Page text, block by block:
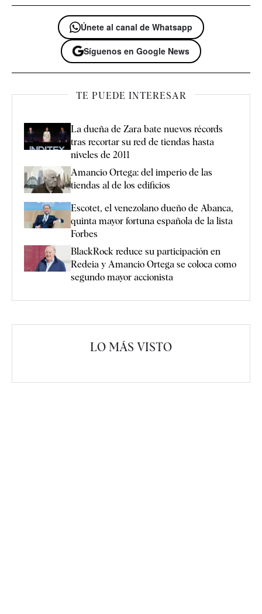
Únete al canal de Whatsapp
Síguenos en Google News
TE PUEDE INTERESAR
La dueña de Zara bate nuevos récords
tras recortar su red de tiendas hasta
niveles de 2011
Amancio Ortega: del imperio de las
tiendas al de los edificios
Escotet, el venezolano dueño de Abanca,
quinta mayor fortuna española de la lista
Forbes
BlackRock reduce su participación en
Redeia y Amancio Ortega se coloca como
segundo mayor accionista
LO MÁS VISTO